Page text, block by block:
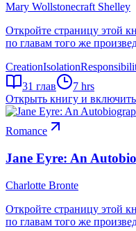
Mary Wollstonecraft Shelley
Откройте страницу этой
по главам того же
CreationIsolation
31 глав
7 hrs
Открыть книгу и
Romance
Jane Eyre: An
Charlotte Bronte
Откройте страницу этой
по главам того же